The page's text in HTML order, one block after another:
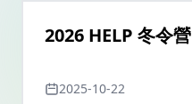
2026 HELP 冬令營
2025-10-22